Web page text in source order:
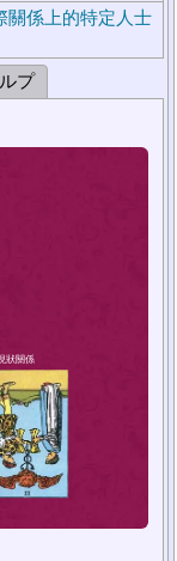
關係上的特定人士
プ